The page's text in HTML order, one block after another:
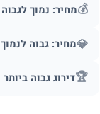
💰מחיר: נמוך לגבוה
💎מחיר: גבוה לנמוך
🏆דירוג גבוה ביותר